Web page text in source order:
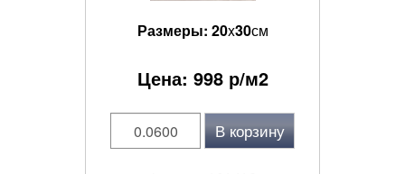
Размеры: 20x30см
Цена: 998р/м2
В корзину